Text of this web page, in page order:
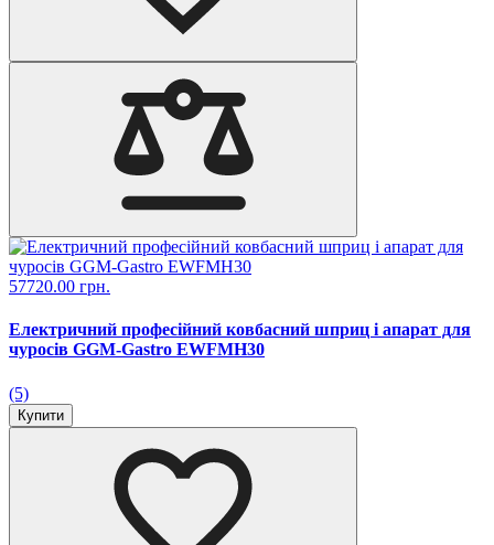
57720.00 грн.
Електричний професійний ковбасний шприц і апарат для
чуросів GGM-Gastro EWFMH30
(5)
Купити